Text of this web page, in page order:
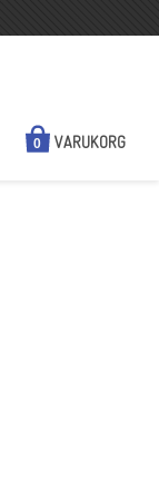
VARUKORG
0